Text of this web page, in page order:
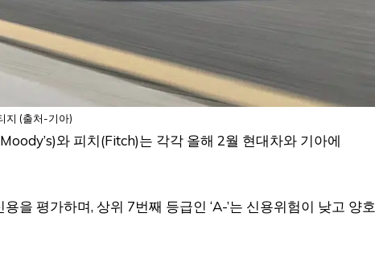
지 (출처-기아)
와 피치(Fitch)는 각각 올해 2월 현대차와 기아에
을 평가하며, 상위 7번째 등급인 ‘A-’는 신용위험이 낮고 양호